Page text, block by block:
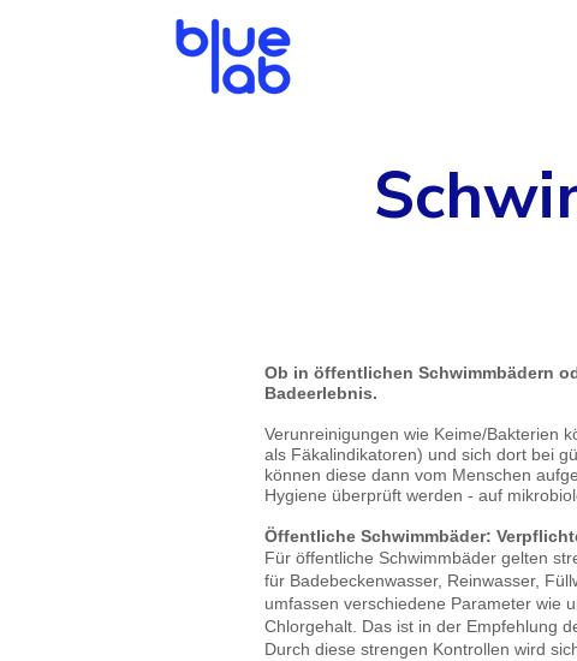
Ob in öffentlichen Schwimmbädern
Badeerlebnis.
Verunreinigungen wie Keime/Bakterien
als Fäkalindikatoren) und sich dort bei
können diese dann vom Menschen
Hygiene überprüft werden - auf
Öffentliche Schwimmbäder:
Für öffentliche Schwimmbäder gelten
für Badebeckenwasser, Reinwasser,
umfassen verschiedene Parameter wie
Chlorgehalt. Das ist in der Empfehlung
Durch diese strengen Kontrollen wird